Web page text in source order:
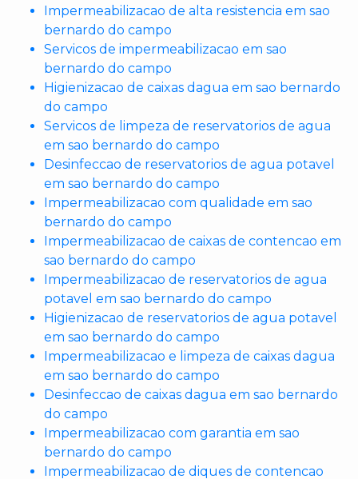
Impermeabilizacao de alta resistencia em sao
bernardo do campo
Servicos de impermeabilizacao em sao
bernardo do campo
Higienizacao de caixas dagua em sao bernardo
do campo
Servicos de limpeza de reservatorios de agua
em sao bernardo do campo
Desinfeccao de reservatorios de agua potavel
em sao bernardo do campo
Impermeabilizacao com qualidade em sao
bernardo do campo
Impermeabilizacao de caixas de contencao em
sao bernardo do campo
Impermeabilizacao de reservatorios de agua
potavel em sao bernardo do campo
Higienizacao de reservatorios de agua potavel
em sao bernardo do campo
Impermeabilizacao e limpeza de caixas dagua
em sao bernardo do campo
Desinfeccao de caixas dagua em sao bernardo
do campo
Impermeabilizacao com garantia em sao
bernardo do campo
Impermeabilizacao de diques de contencao